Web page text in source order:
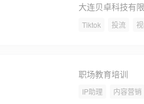
大连贝卓科技有
Tiktok 投流
职场教育培训
IP助理 内容营销